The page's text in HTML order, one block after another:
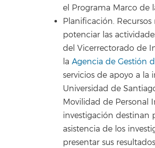
el Programa Marco de
Planificación.
potenciar las
del Vicerrectorado de
la Agencia de Gestión
servicios de apoyo a la
Universidad de
Movilidad de Personal
investigación destinan
asistencia de los
presentar sus